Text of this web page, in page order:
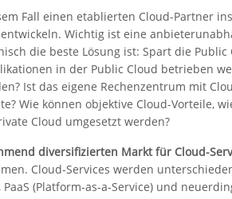
Fall einen etablierten Cloud-Partner
Wichtig ist eine
die beste Lösung ist: Spart die
in der Public Cloud betrieben
Ist das eigene Rechenzentrum mit
Wie können objektive Cloud-Vorteile,
Cloud umgesetzt werden?
diversifizierten Markt für Cloud-
Cloud-Services werden
(Platform-as-a-Service) und